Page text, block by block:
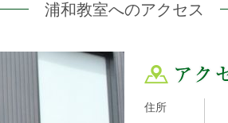
浦和教室へのアクセス
住所